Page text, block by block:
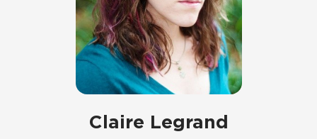
Claire Legrand